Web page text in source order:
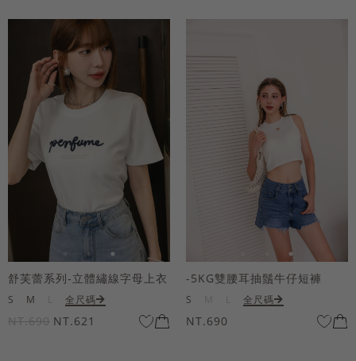
舒芙蕾系列-立體繡線字母上衣
S M 全尺碼
NT.690 NT.621
-5KG雙腰耳抽鬚牛仔短褲
S 全尺碼
NT.690